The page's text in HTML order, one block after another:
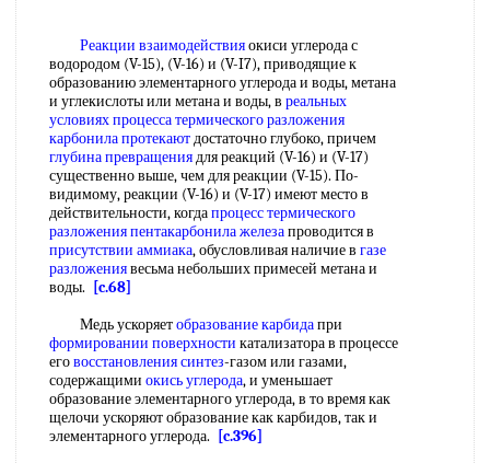
Реакции взаимодействияокиси углерода с
водородом (V-15), (V-16) и (V-I7), приводящие к
образованию элементарного углерода и воды, метана
и углекислоты или метана и воды, в реальных
условияхпроцесса термического разложения
карбонила протекаютдостаточно глубоко, причем
глубина превращениядля реакций (V-16) и (V-17)
существенно выше, чем для реакции (V-15). По-
видимому, реакции (V-16) и (V-17) имеют место в
действительности, когдапроцесс термического
разложенияпентакарбонила железапроводится в
присутствии аммиака, обусловливая наличие в газе
разложениявесьма небольших примесей метана и
воды.
[c.68]
Медь ускоряетобразование карбидапри
формировании поверхности катализатора в процессе
еговосстановления синтез-газом или газами,
содержащими окись углерода, и уменьшает
образование элементарного углерода, в то время как
щелочи ускоряют образование как карбидов, так и
элементарного углерода.
[c.396]